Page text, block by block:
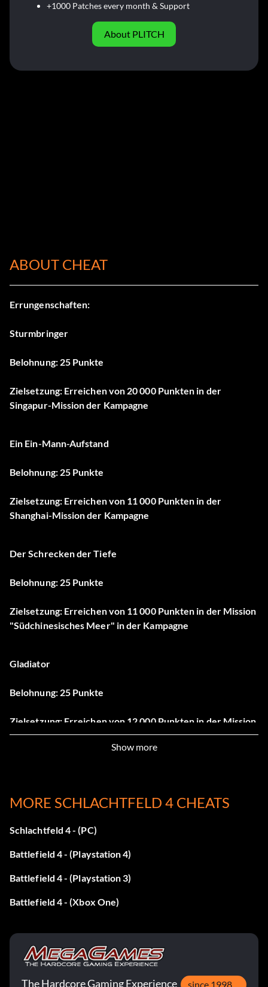
+1000 Patches every month & Support
About PLITCH
ABOUT CHEAT
Errungenschaften:
Sturmbringer
Belohnung: 25 Punkte
Zielsetzung: Erreichen von 20 000 Punkten in der
Singapur-Mission der Kampagne
Ein Ein-Mann-Aufstand
Belohnung: 25 Punkte
Zielsetzung: Erreichen von 11 000 Punkten in der
Shanghai-Mission der Kampagne
Der Schrecken der Tiefe
Belohnung: 25 Punkte
Zielsetzung: Erreichen von 11 000 Punkten in der Mission
"Südchinesisches Meer" in der Kampagne
Gladiator
Belohnung: 25 Punkte
Zielsetzung: Erreichen von 12 000 Punkten in der Mission
"Kunlun-Gebirge" in der Kampagne
Belohnung: 25 Punkte
Zielsetzung: Alle Aufgaben in der Kampagne erledigen
Belohnung: 25 Punkte
Tashgar in der Kampagne
Wächter der Flotte
Show more
MORE SCHLACHTFELD 4 CHEATS
Schlachtfeld 4 - (PC)
Battlefield 4 - (Playstation 4)
Battlefield 4 - (Playstation 3)
Battlefield 4 - (Xbox One)
The Hardcore Gaming Experience since 1998